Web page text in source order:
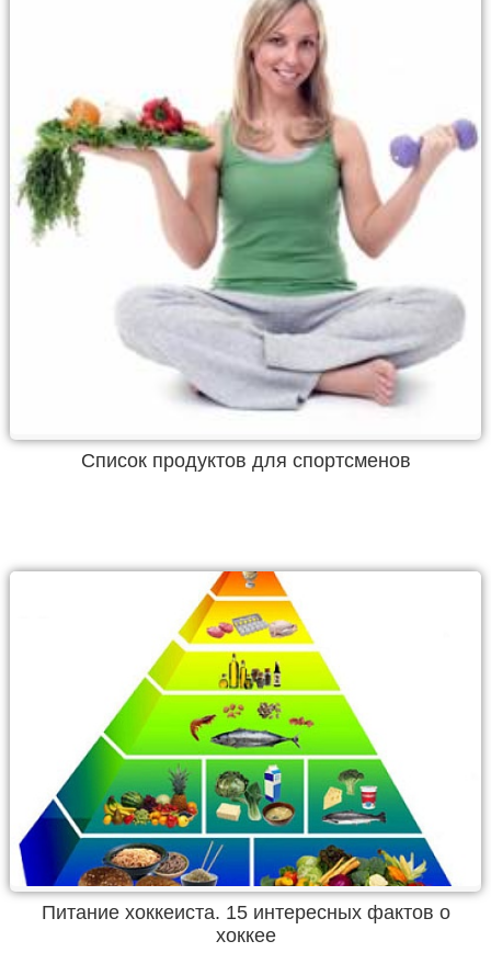
Список продуктов для спортсменов
Питание хоккеиста. 15 интересных фактов о
хоккее